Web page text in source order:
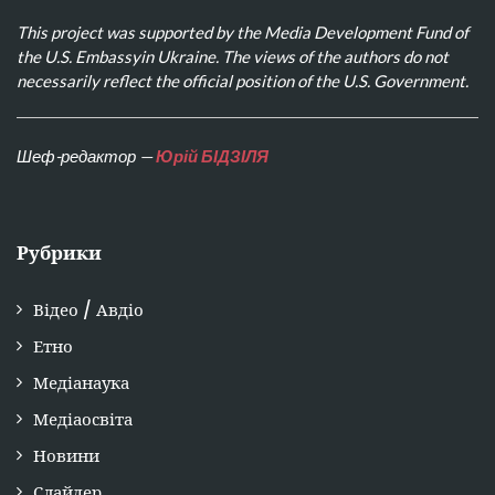
This project was supported by the Media Development Fund of
the U.S. Embassyin Ukraine. The views of the authors do not
necessarily reflect the official position of the U.S. Government.
Шеф-редактор —Юрій БІДЗІЛЯ
Рубрики
Відео / Авдіо
Етно
Медіанаука
Медіаосвіта
Новини